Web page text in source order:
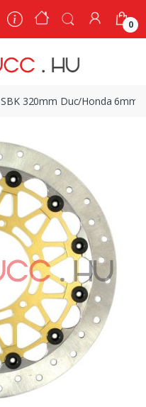
0
320mm Duc/Honda 6mm
0